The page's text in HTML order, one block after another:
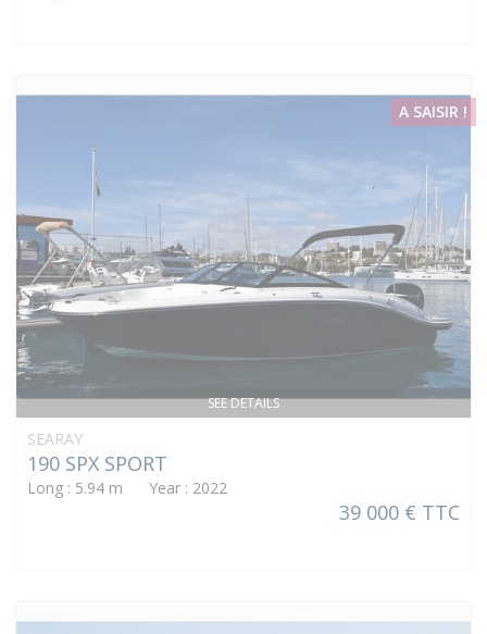
SEE DETAILS
A SAISIR !
SEARAY
190 SPX SPORT
Long : 5.94 m Year : 2022
39 000 € TTC